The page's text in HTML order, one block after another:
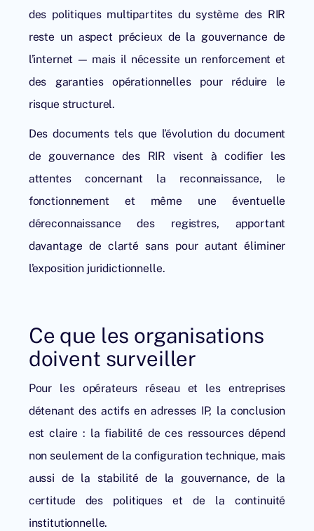
des politiques multipartites du système des RIR
reste un aspect précieux de la gouvernance de
l’internet — mais il nécessite un renforcement et
des garanties opérationnelles pour réduire le
risque structurel.
Des documents tels que l’évolution du document
de gouvernance des RIR visent à codifier les
attentes concernant la reconnaissance, le
fonctionnement et même une éventuelle
déreconnaissance des registres, apportant
davantage de clarté sans pour autant éliminer
l’exposition juridictionnelle.
Ce que les organisations
doivent surveiller
Pour les opérateurs réseau et les entreprises
détenant des actifs en adresses IP, la conclusion
est claire : la fiabilité de ces ressources dépend
non seulement de la configuration technique, mais
aussi de la stabilité de la gouvernance, de la
certitude des politiques et de la continuité
institutionnelle.